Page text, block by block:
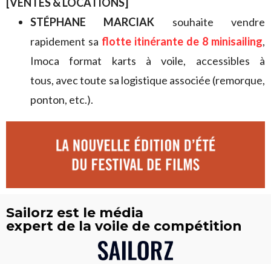
STÉPHANE MARCIAK souhaite
vendre
rapidement sa flotte itinérante de 8 minisailing,
Imoca format karts à voile, accessibles à
tous, avec toute sa logistique associée (remorque,
ponton, etc.).
Sailorz est le média
expert de la voile de compétition